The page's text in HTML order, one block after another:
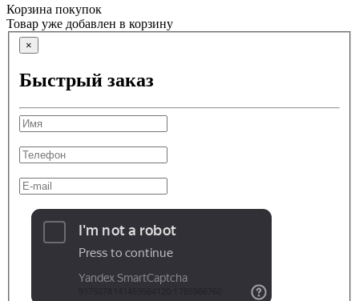
Корзина покупок
Товар уже добавлен в корзину
×
Быстрый заказ